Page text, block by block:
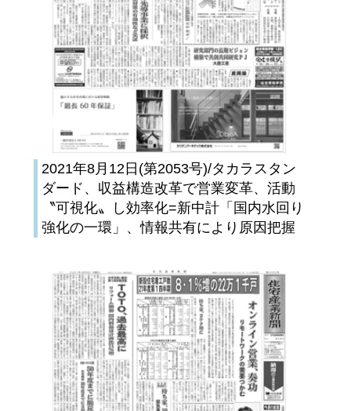
2021年8月12日(第2053号)/タカラスタン
ダード、収益構造改革で営業変革、活動
〝可視化〟し効率化=新中計「国内水回り
強化の一環」、情報共有により原因把握